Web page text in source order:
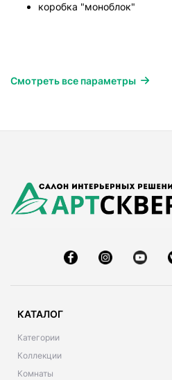
коробка "моноблок"
Смотреть все параметры
КАТАЛОГ
Категории
Коллекции
Комнаты